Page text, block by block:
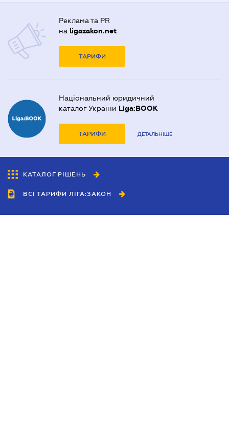
Реклама та PR
на ligazakon.net
ТАРИФИ
Національний юридичний
каталог України Liga:BOOK
ТАРИФИ ДЕТАЛЬНІШЕ
КАТАЛОГ РІШЕНЬ
ВСІ ТАРИФИ ЛІГА:ЗАКОН